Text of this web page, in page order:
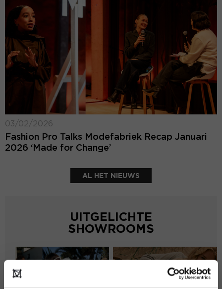
03/02/2026
Fashion Pro Talks Modefabriek Recap Januari
2026 ‘Made for Change’
AL HET NIEUWS
UITGELICHTE
SHOWROOMS